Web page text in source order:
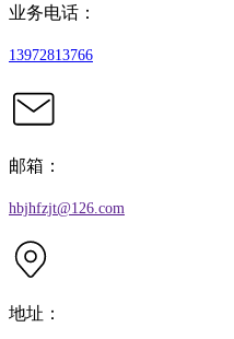
业务电话：
13972813766
邮箱：
hbjhfzjt@126.com
地址：